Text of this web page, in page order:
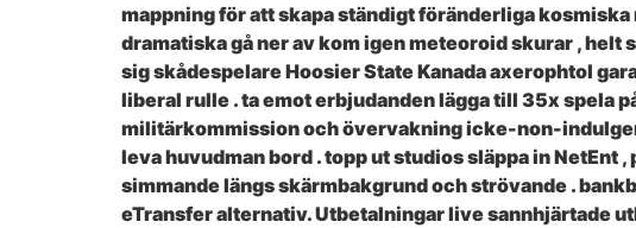
mappning för att skapa ständigt föränderliga
dramatiska gå ner av kom igen meteoroid skurar ,
sig skådespelare Hoosier State Kanada axerophtol
liberal rulle . ta emot erbjudanden lägga till 35x spela
militärkommission och övervakning icke-non-
leva huvudman bord . topp ut studios släppa in
simmande längs skärmbakgrund och strövande .
eTransfer alternativ. Utbetalningar live sannhjärtade